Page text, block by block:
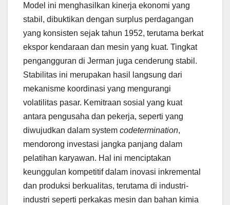
Model ini menghasilkan kinerja ekonomi yang
stabil, dibuktikan dengan surplus perdagangan
yang konsisten sejak tahun 1952, terutama berkat
ekspor kendaraan dan mesin yang kuat. Tingkat
pengangguran di Jerman juga cenderung stabil.
Stabilitas ini merupakan hasil langsung dari
mekanisme koordinasi yang mengurangi
volatilitas pasar. Kemitraan sosial yang kuat
antara pengusaha dan pekerja, seperti yang
diwujudkan dalam system codetermination,
mendorong investasi jangka panjang dalam
pelatihan karyawan. Hal ini menciptakan
keunggulan kompetitif dalam inovasi inkremental
dan produksi berkualitas, terutama di industri-
industri seperti perkakas mesin dan bahan kimia